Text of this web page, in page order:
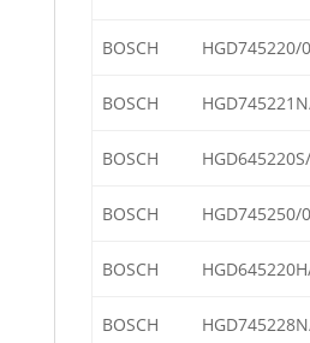
BOSCH HGD745220/
BOSCH
BOSCH
BOSCH HGD745250/
BOSCH
BOSCH